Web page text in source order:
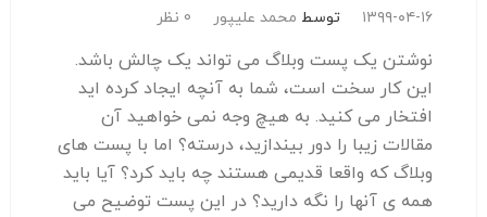
۱۳۹۹-۰۴-۱۶ توسط محمد علیپور 0 نظر
نوشتن یک پست وبلاگ می تواند یک چالش باشد.
این کار سخت است، شما به آنچه ایجاد کرده اید
افتخار می کنید. به هیچ وجه نمی خواهید آن
مقالات زیبا را دور بیندازید، درسته؟ اما با پست های
وبلاگ که واقعا قدیمی هستند چه باید کرد؟ آیا باید
همه ی آنها را نگه دارید؟ در این پست توضیح می